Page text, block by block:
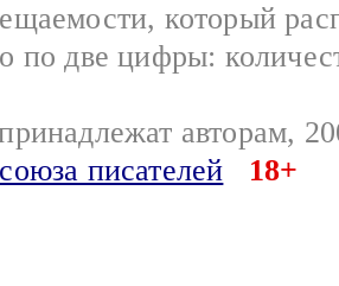
который
по две цифры:
авторам,
писателей
18+